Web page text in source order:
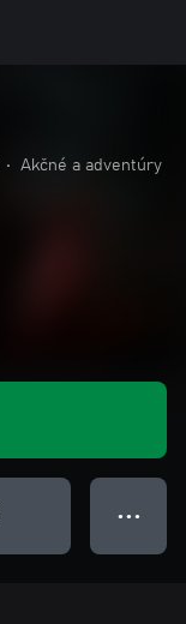
• Akčné a adventúry
● ● ●